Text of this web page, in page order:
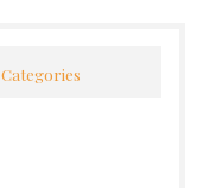
Categories